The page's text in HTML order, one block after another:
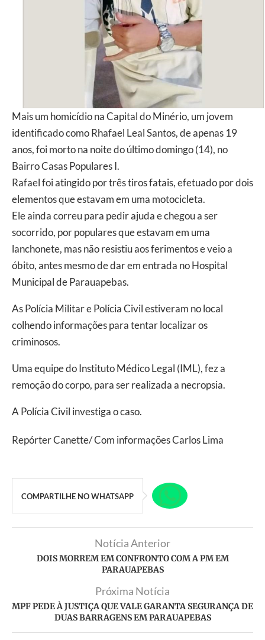
Mais um homicídio na Capital do Minério, um jovem
identificado como Rhafael Leal Santos, de apenas 19
anos, foi morto na noite do último domingo (14), no
Bairro Casas Populares I.
Rafael foi atingido por três tiros fatais, efetuado por dois
elementos que estavam em uma motocicleta.
Ele ainda correu para pedir ajuda e chegou a ser
socorrido, por populares que estavam em uma
lanchonete, mas não resistiu aos ferimentos e veio a
óbito, antes mesmo de dar em entrada no Hospital
Municipal de Parauapebas.
As Polícia Militar e Polícia Civil estiveram no local
colhendo informações para tentar localizar os
criminosos.
Uma equipe do Instituto Médico Legal (IML), fez a
remoção do corpo, para ser realizada a necropsia.
A Polícia Civil investiga o caso.
Repórter Canette/ Com informações Carlos Lima
COMPARTILHE NO WHATSAPP
Notícia Anterior
DOIS MORREM EM CONFRONTO COM A PM EM
PARAUAPEBAS
Próxima Notícia
MPF PEDE À JUSTIÇA QUE VALE GARANTA SEGURANÇA DE
DUAS BARRAGENS EM PARAUAPEBAS